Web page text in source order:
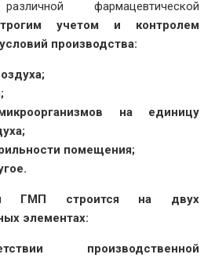
фармацевтической
учетом и контролем
производства:
на единицу
помещения;
ГМП строится на двух
элементах:
производственной